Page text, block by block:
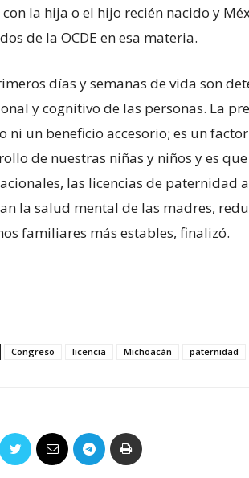
la hija o el hijo recién nacido y
de la OCDE en esa materia.
días y semanas de vida son
y cognitivo de las personas. La
ni un beneficio accesorio; es un
de nuestras niñas y niños y es
las licencias de
la salud mental de las madres,
familiares más estables, finalizó.
Congreso licencia Michoacán paternidad